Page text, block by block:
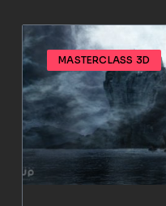
MASTERCLASS 3D